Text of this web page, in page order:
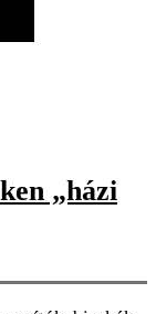
„házi